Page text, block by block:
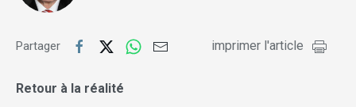
Partager imprimer l'article
Retour à la réalité